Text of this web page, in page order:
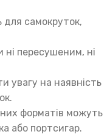
для самокруток,
ні пересушеним, ні
увагу на наявність
форматів можуть
або портсигар.